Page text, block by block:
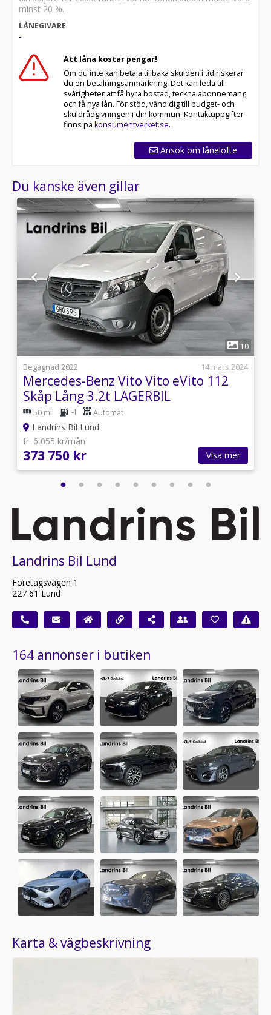
minst 20 %.
LÅNEGIVARE
-
Att låna kostar pengar!
Om du inte kan betala tillbaka skulden i tid riskerar
du en betalningsanmärkning. Det kan leda till
svårigheter att få hyra bostad, teckna abonnemang
och få nya lån. För stöd, vänd dig till budget- och
skuldrådgivningen i din kommun. Kontaktuppgifter
finns på konsumentverket.se.
Ansök om lånelöfte
Du kanske även gillar
1
10
Begagnad 2022
14 mars 2024
Mercedes-Benz Vito Vito eVito 112
Skåp Lång 3.2t LAGERBIL
50 mil El Automat
Landrins Bil Lund
fr. 6 055 kr/mån
373 750 kr Visa mer
Landrins Bil Lund
Företagsvägen 1
227 61 Lund
164 annonser i butiken
Karta & vägbeskrivning